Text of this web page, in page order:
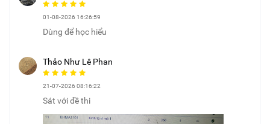
01-08-2026 16:26:59
Dùng để học hiểu
Thảo Như Lê Phan
21-07-2026 08:16:22
Sát với đề thi